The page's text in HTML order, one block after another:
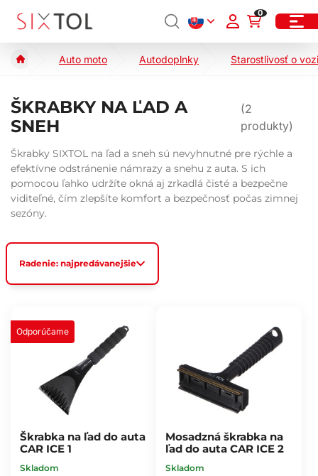
0
Auto moto Autodoplnky Starostlivosť o
ŠKRABKY NA ĽAD A
SNEH
(2
produkty)
Škrabky SIXTOL na ľad a sneh sú nevyhnutné pre rýchle a
efektívne odstránenie námrazy a snehu z auta. S ich
pomocou ľahko udržíte okná aj zrkadlá čisté a bezpečne
viditeľné, čím zlepšíte komfort a bezpečnosť počas zimnej
sezóny.
Radenie: najpredávanejšie
Odporúčame
Škrabka na ľad do auta
CAR ICE 1
Skladom
Mosadzná škrabka na
ľad do auta CAR ICE 2
Skladom